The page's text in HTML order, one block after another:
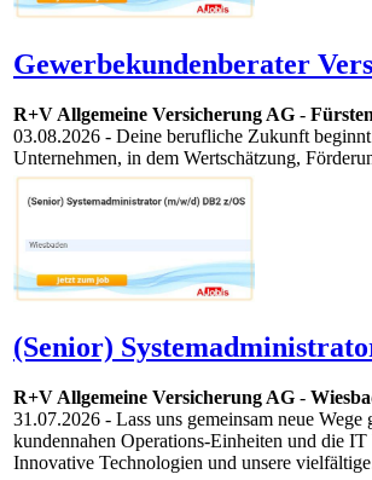
Gewerbekundenberater
R+V Allgemeine Versicherung AG -
03.08.2026 - Deine berufliche Zukunft
Unternehmen, in dem Wertschätzung,
(Senior)
R+V Allgemeine Versicherung AG -
31.07.2026 - Lass uns gemeinsam neue
kundennahen Operations-Einheiten und die
Innovative Techno­logien und unsere